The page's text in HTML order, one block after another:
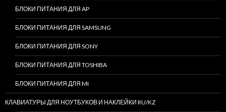
БЛОКИ ПИТАНИЯ ДЛЯ AP
БЛОКИ ПИТАНИЯ ДЛЯ SAMSUNG
БЛОКИ ПИТАНИЯ ДЛЯ SONY
БЛОКИ ПИТАНИЯ ДЛЯ TOSHIBA
БЛОКИ ПИТАНИЯ ДЛЯ MI
КЛАВИАТУРЫ ДЛЯ НОУТБУКОВ И НАКЛЕЙКИ RU/KZ